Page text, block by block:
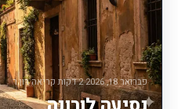
פברואר 18, 2026 ·2 דקות קריאה ·רון.ר